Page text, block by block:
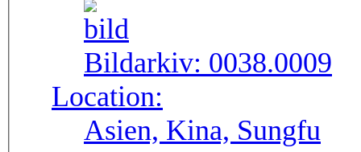
Bildarkiv: 0038.0009
Location:
Asien, Kina, Sungfu